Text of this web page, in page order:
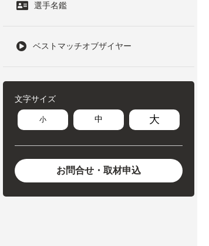
選手名鑑
ベストマッチオブザイヤー
文字サイズ
小 中 大
お問合せ・取材申込